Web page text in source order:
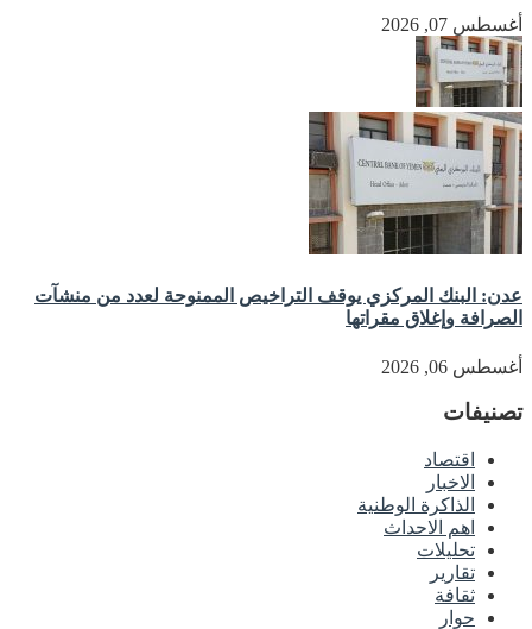
أغسطس 07, 2026
عدن: البنك المركزي يوقف التراخيص الممنوحة لعدد من منشآت
الصرافة وإغلاق مقراتها
أغسطس 06, 2026
تصنيفات
اقتصاد
الاخبار
الذاكرة الوطنية
اهم الاحداث
تحليلات
تقارير
ثقافة
حوار